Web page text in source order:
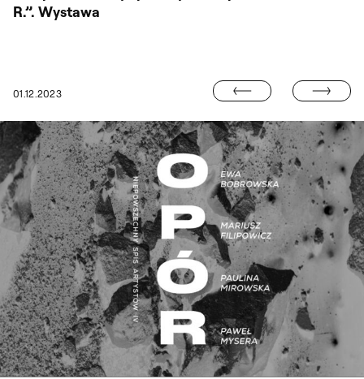
01.12.2023
R.”. Wystawa
SERII PORADNIKÓW DLA WSPÓŁCZESNYCH ARTYSTÓW
SPOTKANIE
"O. P. Ó. R.". Wystawa z cyklu „Niepowszechny spis artystów: ”. Wystawa w
Galerii Salon Akademii, 9 – 30 grudnia 2023